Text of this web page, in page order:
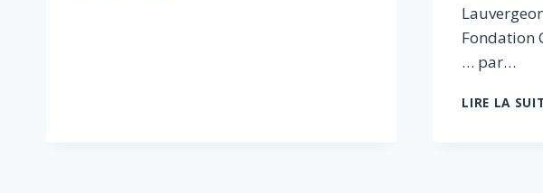
Fondation
… par…
LIRE LA